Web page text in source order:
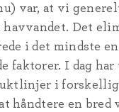
var, at vi
havvandet. Det
i det mindste en
faktorer. I dag
i
håndtere en bred